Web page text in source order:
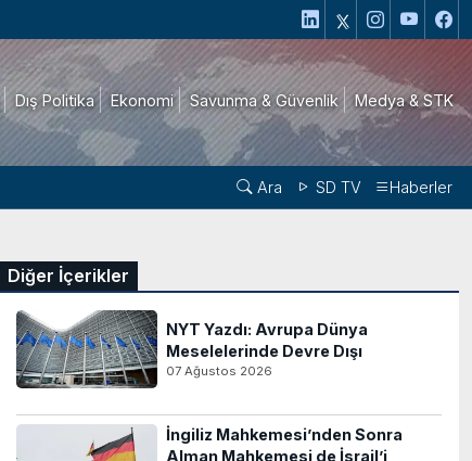
Dış Politika Ekonomi Savunma & Güvenlik Medya & STK
Ara SD TV Haberler
Diğer İçerikler
NYT Yazdı: Avrupa Dünya
Meselelerinde Devre Dışı
07 Ağustos 2026
İngiliz Mahkemesi’nden Sonra
Alman Mahkemesi de İsrail’i